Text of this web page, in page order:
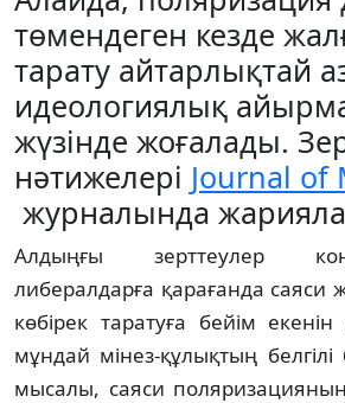
төмендеген кезде
тарату айтарлықтай
идеологиялық
жүзінде жоғалады.
нәтижелері Journal of
журналында
Алдыңғы зерттеулер
либералдарға қарағанда саяси
көбірек таратуға бейім екенін
мұндай мінез-құлықтың белгілі
мысалы, саяси